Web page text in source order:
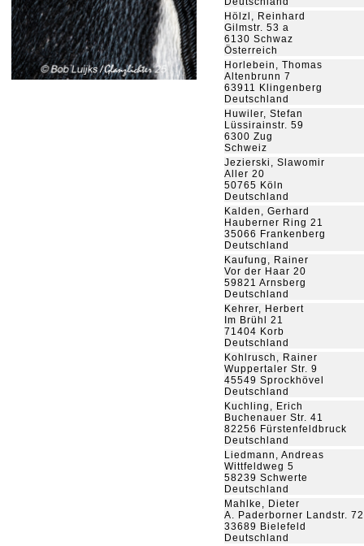
Hölzl, Reinhard
Gilmstr. 53 a
6130 Schwaz
Österreich
Horlebein, Thomas
Altenbrunn 7
63911 Klingenberg
Deutschland
Huwiler, Stefan
Lüssirainstr. 59
6300 Zug
Schweiz
Jezierski, Slawomir
Aller 20
50765 Köln
Deutschland
Kalden, Gerhard
Hauberner Ring 21
35066 Frankenberg
Deutschland
Kaufung, Rainer
Vor der Haar 20
59821 Arnsberg
Deutschland
Kehrer, Herbert
Im Brühl 21
71404 Korb
Deutschland
Kohlrusch, Rainer
Wuppertaler Str. 9
45549 Sprockhövel
Deutschland
Kuchling, Erich
Buchenauer Str. 41
82256 Fürstenfeldbruck
Deutschland
Liedmann, Andreas
Wittfeldweg 5
58239 Schwerte
Deutschland
Mahlke, Dieter
A. Paderborner Landstr. 72
33689 Bielefeld
Deutschland